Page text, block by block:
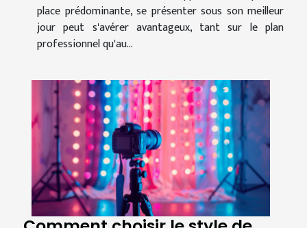
place prédominante, se présenter sous son meilleur
jour peut s'avérer avantageux, tant sur le plan
professionnel qu'au...